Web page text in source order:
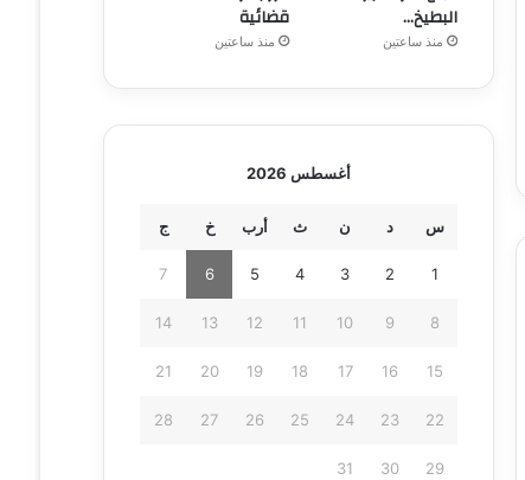
البطيخ…
منذ ساعتين
قضائية
منذ ساعتين
أغسطس 2026
س د ن ث أرب خ ج
1
2
3
4
5
6
7
8
9
10
11
12
13
14
15
16
17
18
19
20
21
22
23
24
25
26
27
28
29
30
31